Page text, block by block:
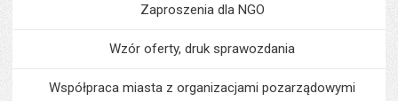
Zaproszenia dla NGO
Wzór oferty, druk sprawozdania
Współpraca miasta z organizacjami pozarządowymi